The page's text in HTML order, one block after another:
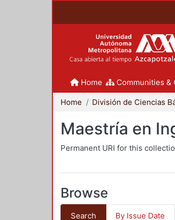
Home Communities &
Home
Maestría en
Permanent URI for this
Browse
Search By Issue Date